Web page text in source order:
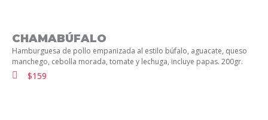
CHAMABÚFALO
Hamburguesa de pollo empanizada al estilo búfalo, aguacate, queso
manchego, cebolla morada, tomate y lechuga, incluye papas. 200gr.
$159